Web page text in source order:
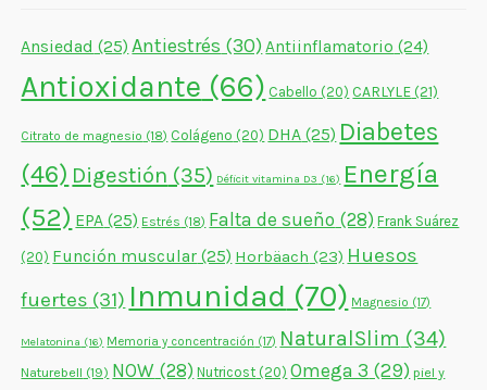
Ansiedad (25) Antiestrés (30)Antiinflamatorio (24)
Antioxidante (66) Cabello (20) CARLYLE(21)
Citrato de magnesio (18) Colágeno (20) DHA (25) Diabetes
(46) Digestión (35) Déficit vitamina D3 (16) Energía
(52) EPA (25) Estrés (18) Falta de sueño (28) Frank Suárez
(20) Función muscular (25) Horbäach (23) Huesos
fuertes (31) Inmunidad (70) Magnesio (17)
Melatonina (16) Memoria y concentración (17) NaturalSlim (34)
Naturebell (19) NOW (28) Nutricost (20) Omega 3 (29) piel y